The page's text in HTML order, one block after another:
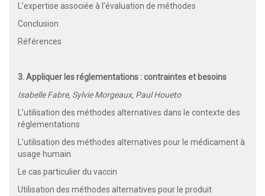
L’expertise associée à l’évaluation de méthodes
Conclusion
Références
3. Appliquer les réglementations : contraintes et besoins
Isabelle Fabre, Sylvie Morgeaux, Paul Houeto
L’utilisation des méthodes alternatives dans le contexte des
réglementations
L’utilisation des méthodes alternatives pour le médicament à
usage humain
Le cas particulier du vaccin
Utilisation des méthodes alternatives pour le produit